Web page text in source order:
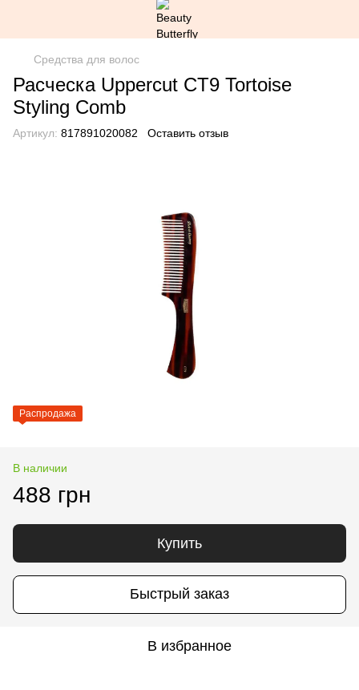
Средства для волос
Расческа Uppercut CT9 Tortoise
Styling Comb
Артикул: 817891020082 Оставить отзыв
Распродажа
В наличии
488 грн
Купить
Быстрый заказ
В избранное